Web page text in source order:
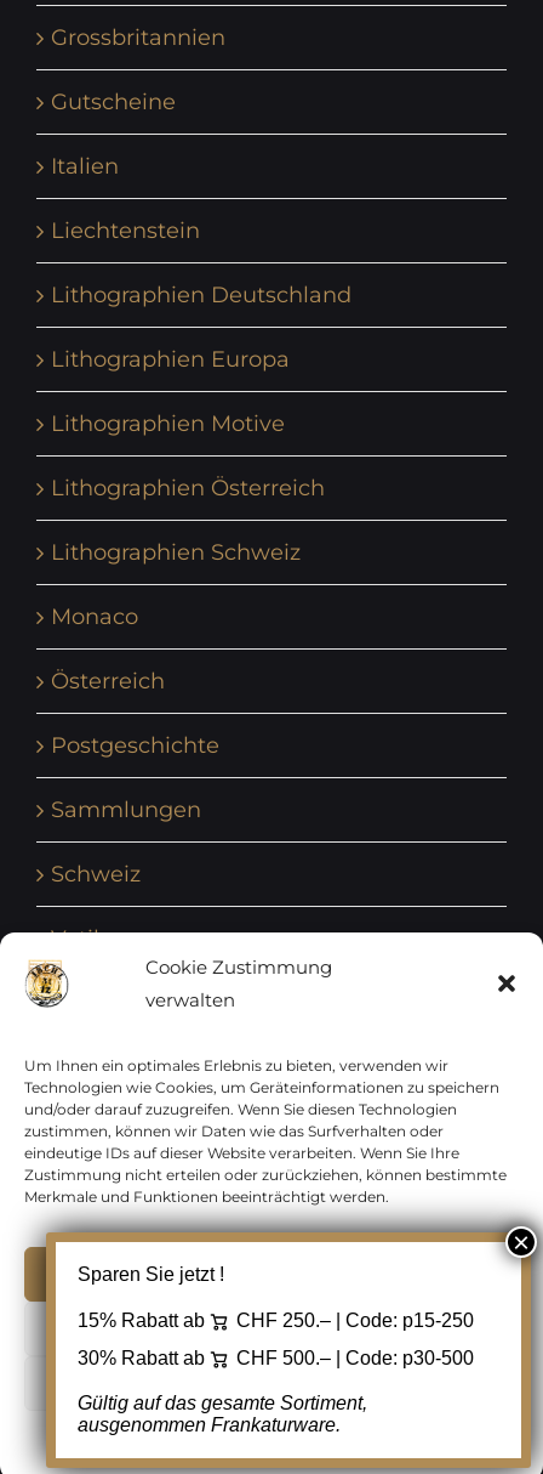
Cookie Zustimmung
verwalten
Um Ihnen ein optimales Erlebnis zu bieten, verwenden wir
Technologien wie Cookies, um Geräteinformationen zu speichern
und/oder darauf zuzugreifen. Wenn Sie diesen Technologien
zustimmen, können wir Daten wie das Surfverhalten oder
eindeutige IDs auf dieser Website verarbeiten. Wenn Sie Ihre
Zustimmung nicht erteilen oder zurückziehen, können bestimmte
Merkmale und Funktionen beeinträchtigt werden.
Ablehnen
Grossbritannien
Gutscheine
Italien
Liechtenstein
Lithographien Deutschland
Lithographien Europa
Lithographien Motive
Lithographien Österreich
Lithographien Schweiz
Monaco
Österreich
Postgeschichte
Sammlungen
Schweiz
Vatikan
Vereinte Nationen
Vorphilatelie
Zensurbelege Österreich
Zensurbelege Schweiz
Copyright 2012 - 2024 URAY GmbH | All Rights
Reserved |
PCI Data Security Standards |
Facebook
Sparen Sie jetzt !
15% Rabatt ab CHF 250.– | Code: p15-250
30% Rabatt ab
CHF 500.– | Code: p30-500
Gültig auf das gesamte Sortiment,
ausgenommen Frankaturware.